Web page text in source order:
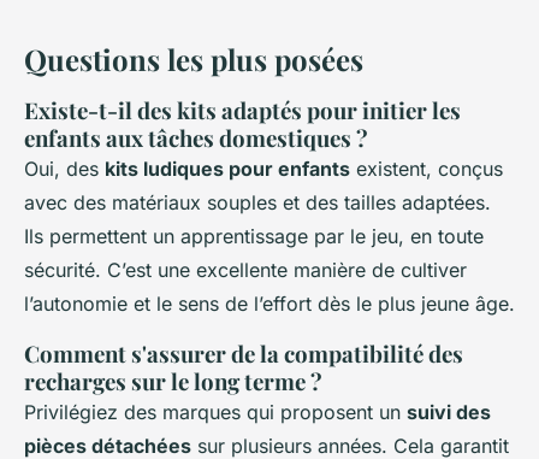
Questions les plus posées
Existe-t-il des kits adaptés pour initier les
enfants aux tâches domestiques ?
Oui, des kits ludiques pour enfants existent, conçus
avec des matériaux souples et des tailles adaptées.
Ils permettent un apprentissage par le jeu, en toute
sécurité. C’est une excellente manière de cultiver
l’autonomie et le sens de l’effort dès le plus jeune âge.
Comment s'assurer de la compatibilité des
recharges sur le long terme ?
Privilégiez des marques qui proposent un suivi des
pièces détachées sur plusieurs années. Cela garantit